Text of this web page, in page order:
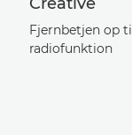
Fjernbetjen op
radiofunktion